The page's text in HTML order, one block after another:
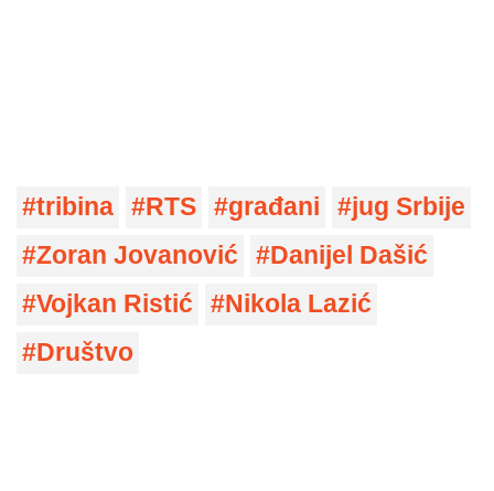
tribina RTS građani
jug Srbije
Zoran Jovanović
Danijel Dašić
Vojkan Ristić
Nikola Lazić
Društvo